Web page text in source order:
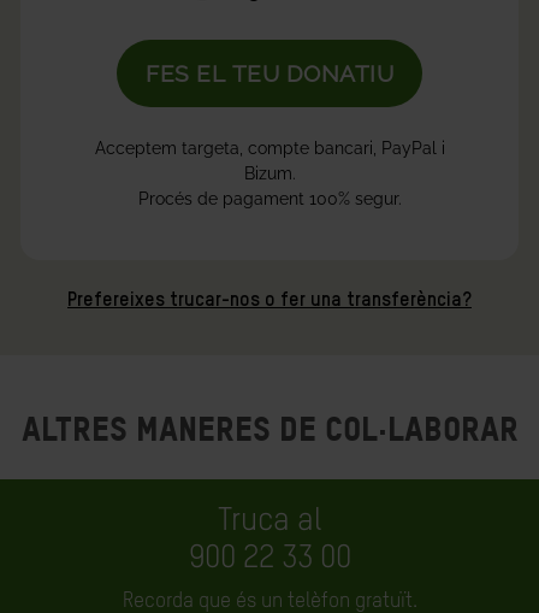
Prefereixes trucar-nos o fer una transferència?
Altres maneres de col·laborar
Truca al
900 22 33 00
Recorda que és un telèfon gratuït.